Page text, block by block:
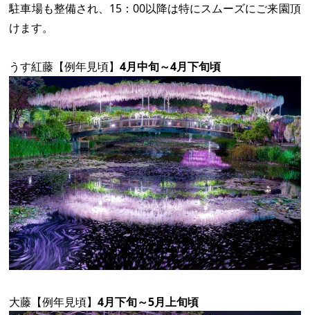
駐車場も整備され、15：00以降は特にスムーズにご来園頂
けます。
うす紅藤 【例年見頃】4月中旬～4月下旬頃
大藤【例年見頃】4月下旬～5月上旬頃